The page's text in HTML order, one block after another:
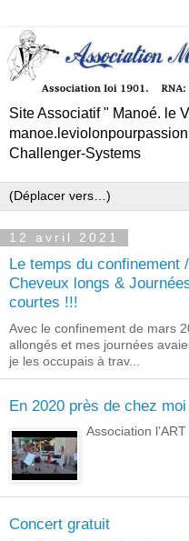
Site Associatif " Manoé. le
Challenger-Systems
12 avril 2021
Le temps du confinement /
Cheveux longs &
courtes !!!
Avec le confinement de mars
allongés et mes journées
je les occupais à trav...
En 2020 près de chez moi
Concert gratuit